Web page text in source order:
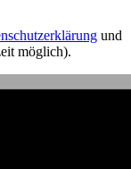
und
möglich).